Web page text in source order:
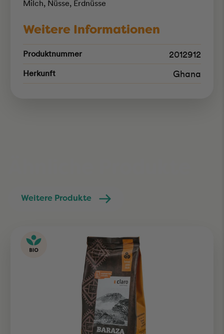
Milch, Nüsse, Erdnüsse
Weitere Informationen
Produktnummer 2012912
Herkunft Ghana
Weitere Produkte